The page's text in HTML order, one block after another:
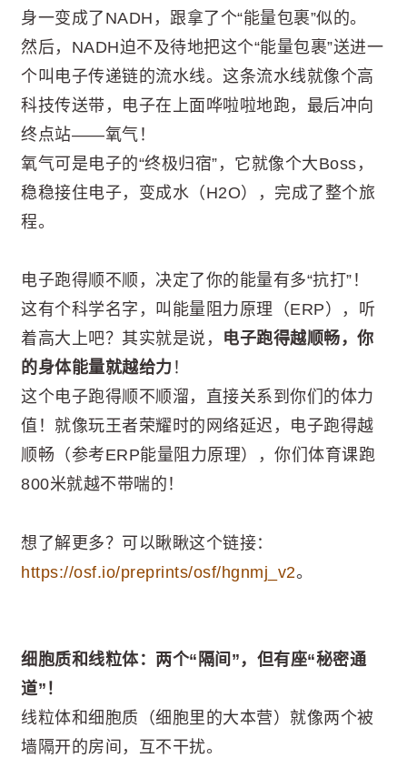
身一变成了NADH，跟拿了个“能量包裹”似的。
然后，NADH迫不及待地把这个“能量包裹”送进一
个叫电子传递链的流水线。这条流水线就像个高
科技传送带，电子在上面哗啦啦地跑，最后冲向
终点站——氧气！
氧气可是电子的“终极归宿”，它就像个大Boss，
稳稳接住电子，变成水（H2O），完成了整个旅
程。
电子跑得顺不顺，决定了你的能量有多“抗打”！
这有个科学名字，叫能量阻力原理（ERP），听
着高大上吧？其实就是说， 电子跑得越顺畅，你
的身体能量就越给力 ！
这个电子跑得顺不顺溜，直接关系到你们的体力
值！就像玩王者荣耀时的网络延迟，电子跑得越
顺畅（参考ERP能量阻力原理），你们体育课跑
800米就越不带喘的！
想了解更多？可以瞅瞅这个链接：
https://osf.io/preprints/osf/hgnmj_v2。
细胞质和线粒体：两个“隔间”，但有座“秘密通
道”！
线粒体和细胞质（细胞里的大本营）就像两个被
墙隔开的房间，互不干扰。